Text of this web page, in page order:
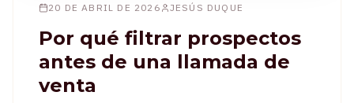
20 DE ABRIL DE 2026 JESÚS DUQUE
Por qué filtrar prospectos
antes de una llamada de
venta